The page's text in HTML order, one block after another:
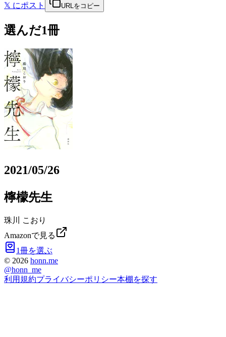
𝕏 にポスト URLをコピー
選んだ1冊
2021/05/26
檸檬先生
珠川 こおり
Amazonで見る
1冊を選ぶ
© 2026 honn.me
@honn_me
利用規約プライバシーポリシー本棚を探す